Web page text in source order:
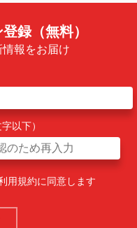
録（無料）
報をお届け
以下）
用規約に同意します